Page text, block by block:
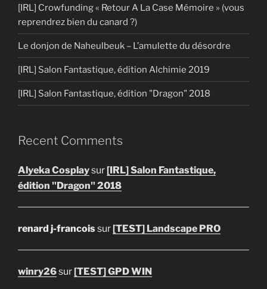
[IRL] Crowfunding « Retour A La Case Mémoire » (vous
reprendrez bien du canard ?)
Le donjon de Naheulbeuk – L’amulette du désordre
[IRL] Salon Fantastique, édition Alchimie 2019
[IRL] Salon Fantastique, édition "Dragon" 2018
Recent Comments
Alyeka Cosplaysur[IRL] Salon Fantastique,
édition "Dragon" 2018
renard j-francoissur[TEST] Landscape PRO
winry26sur[TEST] GPD WIN